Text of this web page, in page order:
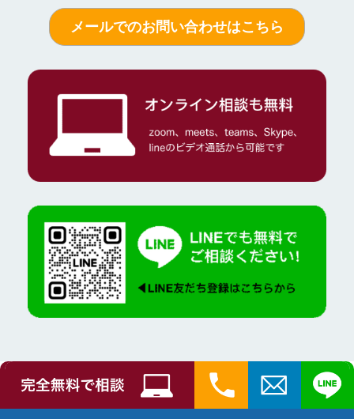
メールでのお問い合わせはこちら